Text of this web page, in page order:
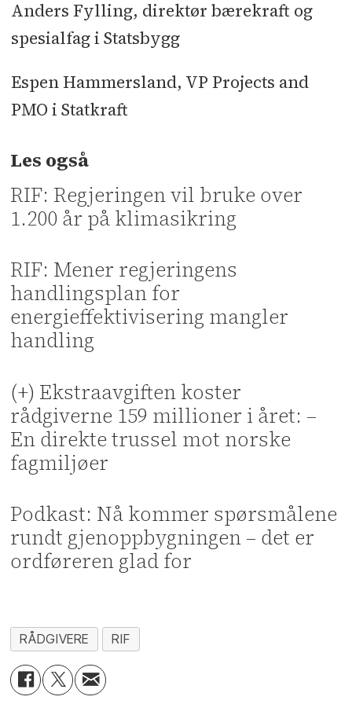
Anders Fylling, direktør bærekraft og
spesialfag i Statsbygg
Espen Hammersland, VP Projects and
PMO i Statkraft
Les også
RIF: Regjeringen vil bruke over
1.200 år på klimasikring
RIF: Mener regjeringens
handlingsplan for
energieffektivisering mangler
handling
(+) Ekstraavgiften koster
rådgiverne 159 millioner i året: –
En direkte trussel mot norske
fagmiljøer
Podkast: Nå kommer spørsmålene
rundt gjenoppbygningen – det er
ordføreren glad for
RÅDGIVERE RIF